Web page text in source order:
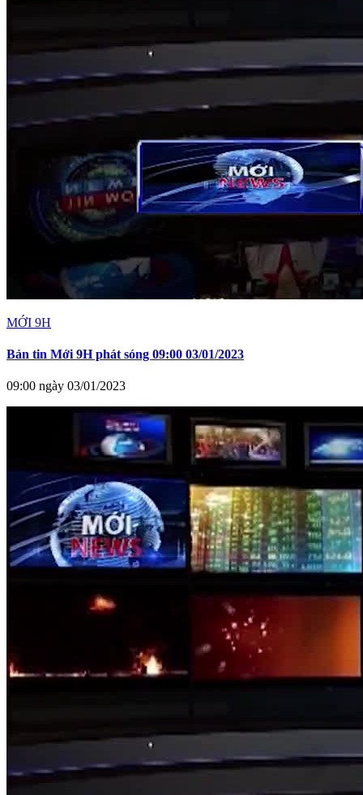
MỚI 9H
Bản tin Mới 9H phát sóng 09:00 03/01/2023
09:00 ngày 03/01/2023